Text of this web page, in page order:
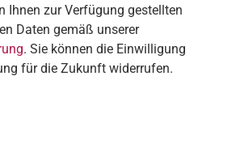
Ihnen zur Verfügung gestellten
Daten gemäß unserer
. Sie können die Einwilligung
für die Zukunft widerrufen.